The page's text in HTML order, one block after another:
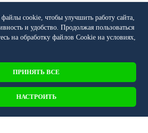
cookie, чтобы улучшить работу сайта,
и удобство. Продолжая пользоваться
на обработку файлов Cookie на условиях,
ПРИНЯТЬ ВСЕ
НАСТРОИТЬ